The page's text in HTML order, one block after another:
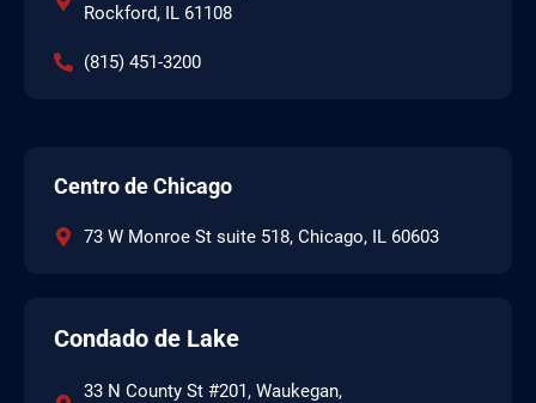
Rockford, IL 61108
(815) 451-3200
Centro de Chicago
73 W Monroe St suite 518, Chicago, IL 60603
Condado de Lake
33 N County St #201, Waukegan,